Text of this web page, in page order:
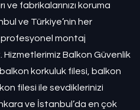
ve fabrikalarınızı koruma
ve Türkiye’nin her
profesyonel montaj
Hizmetlerimiz Balkon Güvenlik
korkuluk filesi, balkon
filesi ile sevdiklerinizi
ve İstanbul’da en çok